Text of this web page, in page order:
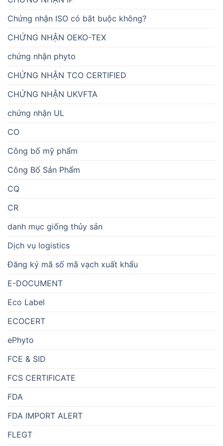
Chứng nhận ISO có bắt buộc không?
CHỨNG NHẬN OEKO-TEX
chứng nhận phyto
CHỨNG NHẬN TCO CERTIFIED
CHỨNG NHẬN UKVFTA
chứng nhận UL
CO
Công bố mỹ phẩm
Công Bố Sản Phẩm
CQ
CR
danh mục giống thủy sản
Dịch vụ logistics
Đăng ký mã số mã vạch xuất khẩu
E-DOCUMENT
Eco Label
ECOCERT
ePhyto
FCE & SID
FCS CERTIFICATE
FDA
FDA IMPORT ALERT
FLEGT